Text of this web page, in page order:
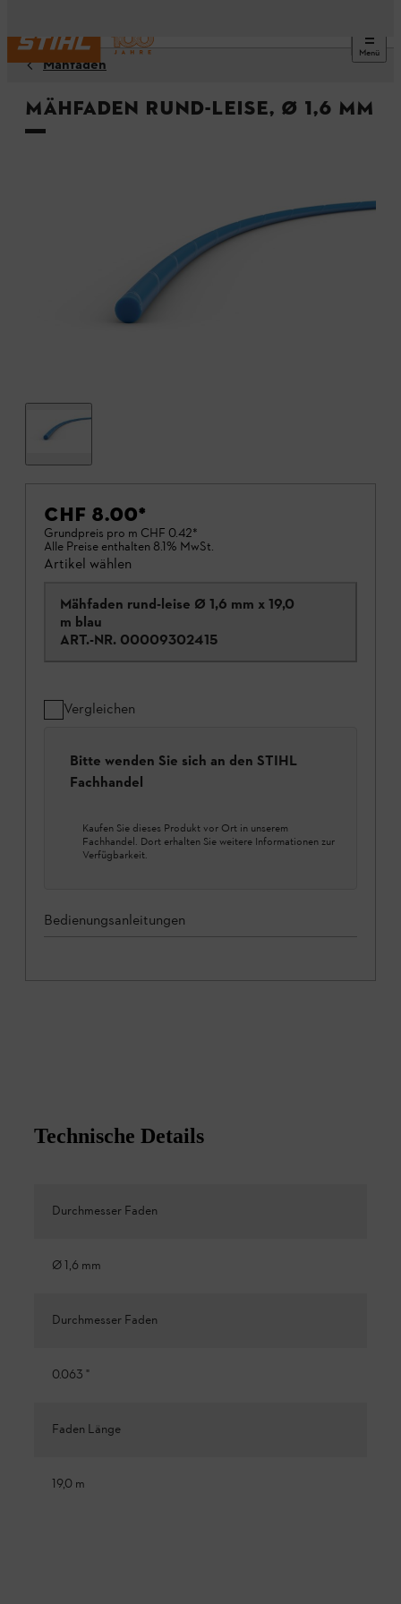
Menü
Mähfäden
Mähfaden rund-leise, Ø 1,6 mm
CHF 8.00*
Grundpreis pro m CHF 0.42*
Alle Preise enthalten 8.1% MwSt.
Artikel wählen
Mähfaden rund-leise Ø 1,6 mm x 19,0
m blau
ART.-NR. 00009302415
Vergleichen
Bitte wenden Sie sich an den STIHL
Fachhandel
Kaufen Sie dieses Produkt vor Ort in unserem
Fachhandel. Dort erhalten Sie weitere Informationen zur
Verfügbarkeit.
Bedienungsanleitungen
Technische Details
Durchmesser Faden
Ø 1,6 mm
Durchmesser Faden
0.063 "
Faden Länge
19,0 m